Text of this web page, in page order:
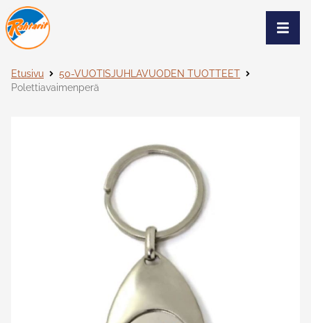
Siirry sivun sisältöön
Etusivu
50-VUOTISJUHLAVUODEN TUOTTEET
Polettiavaimenperä